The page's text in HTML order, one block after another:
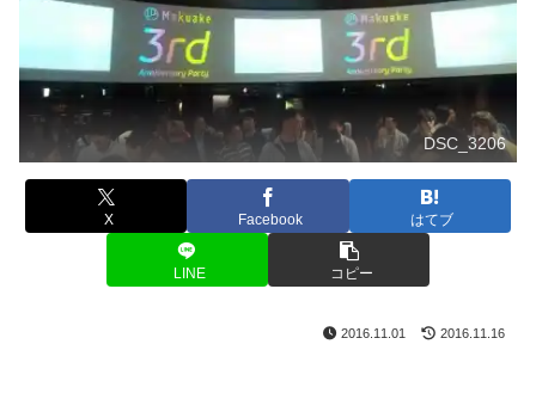
DSC_3206
X Facebook はてブ
LINE コピー
2016.11.01 2016.11.16